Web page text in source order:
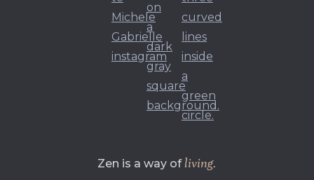
Zen is a way of living.